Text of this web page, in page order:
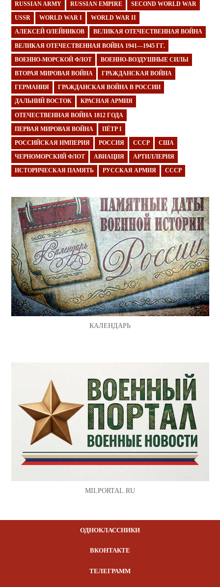
RUSSIAN ARMY RUSSIAN EMPIRE SECOND WORLD WAR
USSR WORLD WAR I WORLD WAR II
АЛЕКСЕЙ ОЛЕЙНИКОВ ВЕЛИКАЯ ОТЕЧЕСТВЕННАЯ ВОЙНА
ВЕЛИКАЯ ОТЕЧЕСТВЕННАЯ ВОЙНА 1941—1945 ГГ.
ВОЕННО-МОРСКОЙ ФЛОТ ВОЕННО-ВОЗДУШНЫЕ СИЛЫ
ВТОРАЯ МИРОВАЯ ВОЙНА ГРАЖДАНСКАЯ ВОЙНА
ГЕРМАНИЯ ГРАЖДАНСКАЯ ВОЙНА В РОССИИ
ДАЛЬНИЙ ВОСТОК КРАСНАЯ АРМИЯ
ОТЕЧЕСТВЕННАЯ ВОЙНА 1812 ГОДА
ПЕРВАЯ МИРОВАЯ ВОЙНА ПЁТР I
РОССИЙСКАЯ ИМПЕРИЯ РОССИЯ СССР США
ЧЕРНОМОРСКИЙ ФЛОТ АВИАЦИЯ АРТИЛЛЕРИЯ
ИСТОРИЧЕСКАЯ ПАМЯТЬ РУССКАЯ АРМИЯ СССР
КАЛЕНДАРЬ
MILPORTAL.RU
ОДНОКЛАССНИКИ
ВКОНТАКТЕ
ТЕЛЕГРАММ